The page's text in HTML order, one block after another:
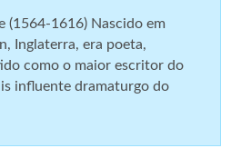
(1564-1616) Nascido em
Inglaterra, era poeta,
como o maior escritor do
influente dramaturgo do